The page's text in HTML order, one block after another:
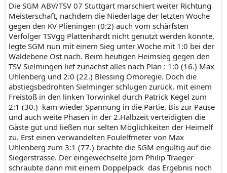
Die SGM ABV/TSV 07 Stuttgart marschiert weiter Richtung
Meisterschaft, nachdem die Niederlage der letzten Woche
gegen den KV Plieningen (0:2) auch vom schärfsten
Verfolger TSVgg Plattenhardt nicht genutzt werden konnte,
legte SGM nun mit einem Sieg unter Woche mit 1:0 bei der
Waldebene Ost nach. Beim heutigen Heimsieg gegen den
TSV Sielmingen lief zunächst alles nach Plan : 1:0 (16.) Max
Uhlenberg und 2:0 (22.) Blessing Omoregie. Doch die
abstiegsbedrohten Sielminger schlugen zurück, mit einem
Freistoß in den linken Torwinkel durch Patrick Kegel zum
2:1 (30.) kam wieder Spannung in die Partie. Bis zur Pause
und auch weite Phasen in der 2.Halbzeit verteidigten die
Gäste gut und ließen nur selten Möglichkeiten der Heimelf
zu. Erst einen verwandelten Foulelfmeter von Max
Uhlenberg zum 3:1 (77.) brachte die SGM engültig auf die
Siegerstrasse. Der eingewechselte Jörn Philip Traeger
schraubte dann mit einem Doppelpack das Ergebnis noch